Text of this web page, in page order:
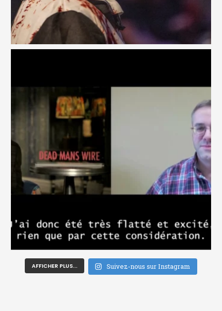
AFFICHER PLUS... Suivez-nous sur Instagram